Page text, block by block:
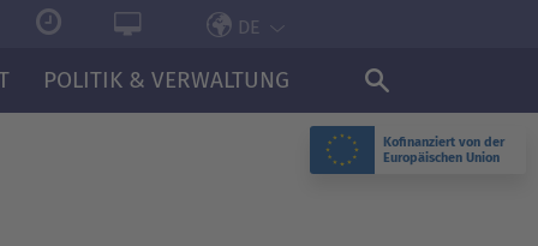
Kofinanziert von der
Europäischen Union
DE
POLITIK & VERWALTUNG